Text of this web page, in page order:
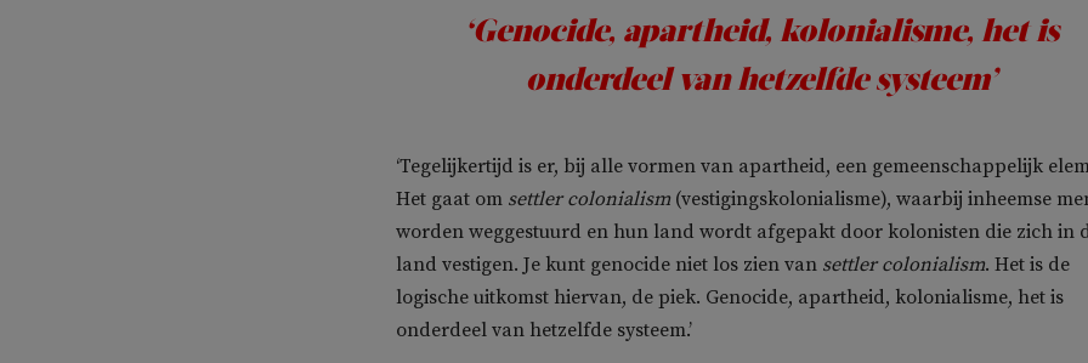
‘Genocide, apartheid, kolonialisme, het is
onderdeel van hetzelfde systeem’
‘Tegelijkertijd is er, bij alle vormen van apartheid, een gemeenschappelijk
Het gaat om settler colonialism (vestigingskolonialisme), waarbij inheemse
worden weggestuurd en hun land wordt afgepakt door kolonisten die zich in
land vestigen. Je kunt genocide niet los zien van settler colonialism. Het is de
logische uitkomst hiervan, de piek. Genocide, apartheid, kolonialisme, het is
onderdeel van hetzelfde systeem.’